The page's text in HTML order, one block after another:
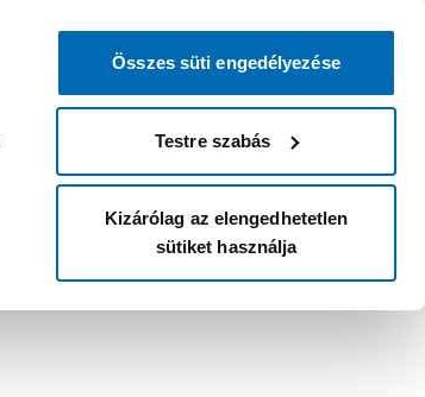
Összes süti engedélyezése
Testre szabás
Kizárólag az elengedhetetlen
sütiket használja